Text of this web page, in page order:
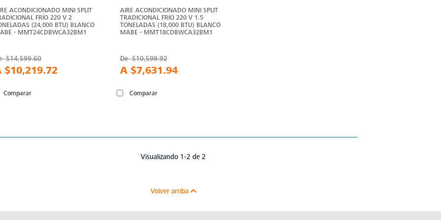
ACONDICIONADO MINI SPLIT
FRÍO 220 V 2
(24,000 BTU) BLANCO
- MMT24CDBWCA32BM1
$14,599.60
$10,219.72
Comparar
AIRE ACONDICIONADO MINI SPLIT
TRADICIONAL FRÍO 220 V 1.5
TONELADAS (18,000 BTU) BLANCO
MABE - MMT18CDBWCA32BM1
De$10,599.92
A $7,631.94
Comparar
Visualizando 1-2 de 2
Volver arriba